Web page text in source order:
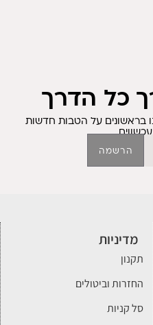
כל הדרך
בראשונים על הטבות חדשות
הרשמה
מדיניות
תקנון
החזרות וביטולים
סל קניות